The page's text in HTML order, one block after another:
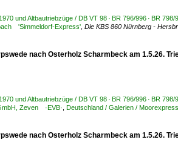
und Altbautriebzüge / DB VT 98 · BR 796/996 · BR
'Simmeldorf-Express' Die KBS 860 Nürnberg -
nach Osterholz Scharmbeck am 1.5.26.
und Altbautriebzüge / DB VT 98 · BR 796/996 · BR
Zeven ·EVB· Deutschland / Galerien / Moorexpress
nach Osterholz Scharmbeck am 1.5.26.